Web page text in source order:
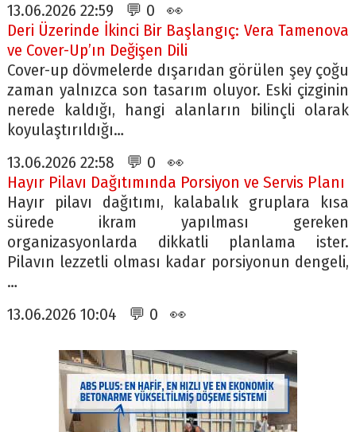
13.06.2026 22:59 💬 0 👀
Deri Üzerinde İkinci Bir Başlangıç: Vera Tamenova
ve Cover-Up’ın Değişen Dili
Cover-up dövmelerde dışarıdan görülen şey çoğu
zaman yalnızca son tasarım oluyor. Eski çizginin
nerede kaldığı, hangi alanların bilinçli olarak
koyulaştırıldığı…
13.06.2026 22:58 💬 0 👀
Hayır Pilavı Dağıtımında Porsiyon ve Servis Planı
Hayır pilavı dağıtımı, kalabalık gruplara kısa
sürede ikram yapılması gereken
organizasyonlarda dikkatli planlama ister.
Pilavın lezzetli olması kadar porsiyonun dengeli,
…
13.06.2026 10:04 💬 0 👀